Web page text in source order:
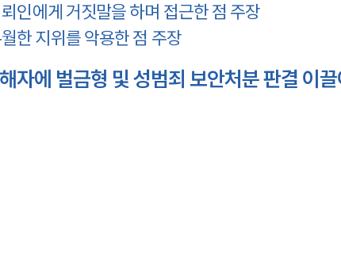
인에게 거짓말을 하며 접근한 점 주장
한 지위를 악용한 점 주장
자에 벌금형 및 성범죄 보안처분 판결 이